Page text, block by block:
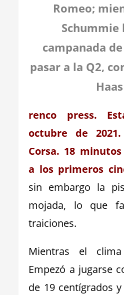
Romeo;
Schummie
campanada
pasar a la Q2,
Haas
renco press.
octubre de
Corsa. 18
a los primeros
sin embargo la
mojada, lo que
traiciones.
Mientras el
Empezó a jugarse
de 19 centígrados